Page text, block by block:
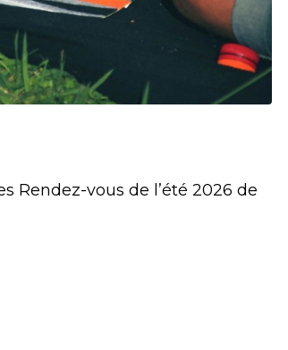
Rendez-vous de l’été 2026 de